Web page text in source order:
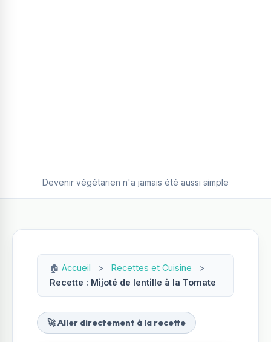
Devenir végétarien n'a jamais été aussi simple
🏠 Accueil > Recettes et Cuisine
>
Recette : Mijoté de lentille à la Tomate
🚀 Aller directement à la recette